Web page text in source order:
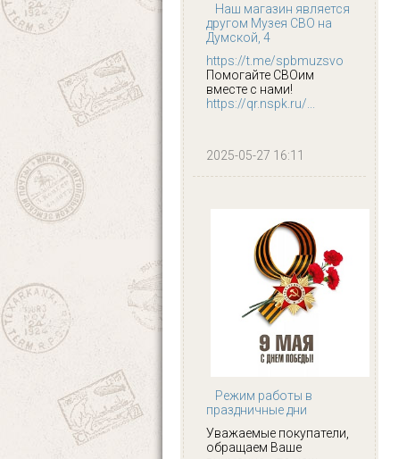
Наш магазин является
другом Музея СВО на
Думской, 4
https://t.me/spbmuzsvo
Помогайте СВОим
вместе с нами!
https://qr.nspk.ru/...
2025-05-27 16:11
Режим работы в
праздничные дни
Уважаемые покупатели,
обращаем Ваше